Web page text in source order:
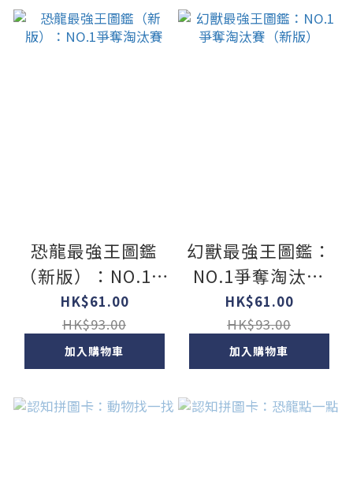
恐龍最強王圖鑑
（新版）：NO.1爭
奪淘汰賽
HK$61.00
HK$93.00
加入購物車
幻獸最強王圖鑑：
NO.1爭奪淘汰賽
（新版）
HK$61.00
HK$93.00
加入購物車